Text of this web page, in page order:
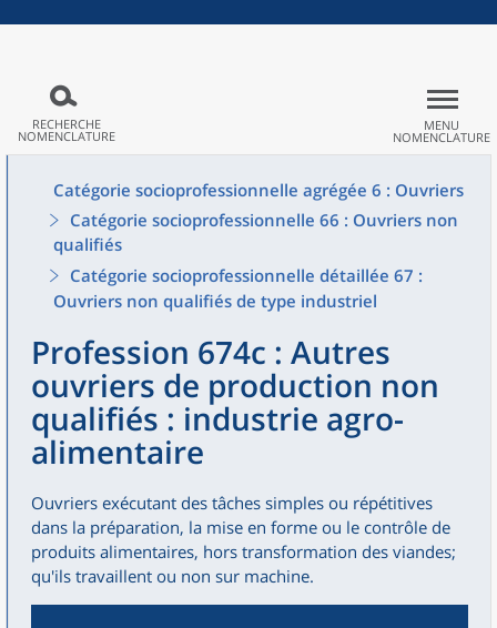
RECHERCHE
NOMENCLATURE
MENU
NOMENCLATURE
Catégorie socioprofessionnelle agrégée 6 : Ouvriers
Catégorie socioprofessionnelle 66 : Ouvriers non
qualifiés
Catégorie socioprofessionnelle détaillée 67 :
Ouvriers non qualifiés de type industriel
Profession 674c : Autres
ouvriers de production non
qualifiés : industrie agro-
alimentaire
Ouvriers exécutant des tâches simples ou répétitives
dans la préparation, la mise en forme ou le contrôle de
produits alimentaires, hors transformation des viandes;
qu'ils travaillent ou non sur machine.